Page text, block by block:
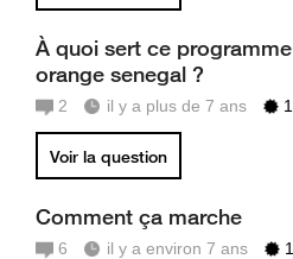
À quoi sert ce
orange senegal ?
2 il y a plus de 7 ans
Voir la question
Comment ça marche
6 il y a environ 7 ans